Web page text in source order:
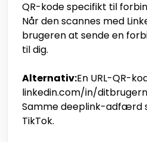
QR-kode specifikt til
Når den scannes med
brugeren at sende en
til dig.
Alternativ:En URL-QR-
linkedin.com/in/
Samme deeplink-adfærd
TikTok.